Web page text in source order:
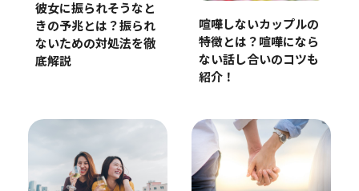
彼女に振られそうなと
きの予兆とは？振られ
ないための対処法を徹
底解説
喧嘩しないカップルの
特徴とは？喧嘩になら
ない話し合いのコツも
紹介！